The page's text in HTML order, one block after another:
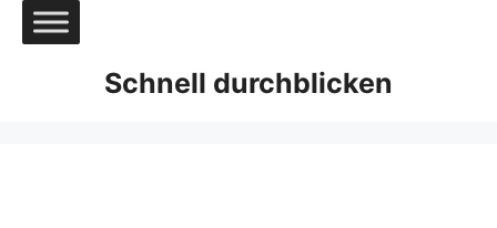
Zum
Inhalt
Schnell durchblicken